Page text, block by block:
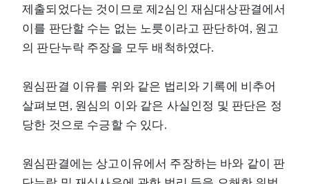
제출되었다는 것이므로 제2심인 재심대상판결에서
이를 판단할 수는 없는 노릇이라고 판단하여, 원고
의 판단누락 주장을 모두 배척하였다.
원심판결 이유를 위와 같은 법리와 기록에 비추어
살펴보면, 원심의 이와 같은 사실인정 및 판단은 정
당한 것으로 수긍할 수 있다.
원심판결에는 상고이유에서 주장하는 바와 같이 판